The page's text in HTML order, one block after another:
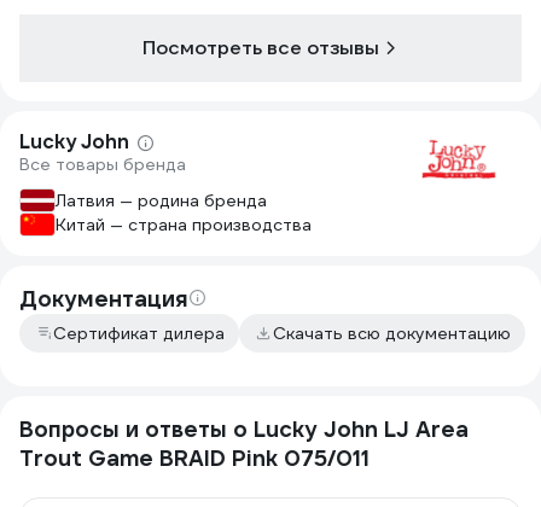
Посмотреть все отзывы
Lucky John
Все товары бренда
Латвия — родина бренда
Китай — страна производства
Документация
Сертификат дилера Скачать всю документацию
Вопросы и ответы о Lucky John LJ Area
Trout Game BRAID Pink 075/011